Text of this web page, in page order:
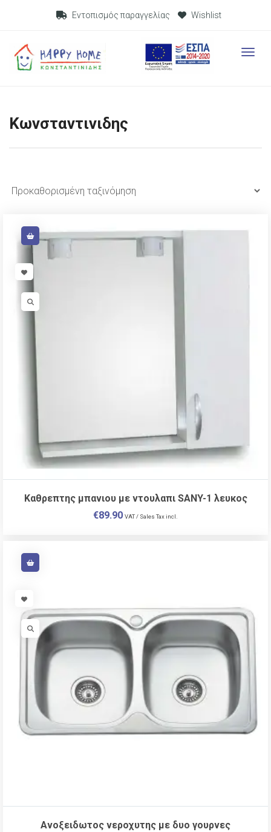
Εντοπισμός παραγγελίας Visit Link
Wishlist
Visit
Κωνσταντινιδης
VISIT LINK
VISIT LINK
Kαθρεπτης μπανιου με ντουλαπι SANY-1 λευκος
€89.90 VAT / Sales Tax incl.
VISIT LINK
VISIT LINK
Ανοξειδωτος νεροχυτης με δυο γουρνες